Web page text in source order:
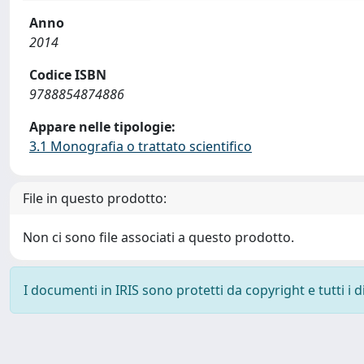
Anno
2014
Codice ISBN
9788854874886
Appare nelle tipologie:
3.1 Monografia o trattato scientifico
File in questo prodotto:
Non ci sono file associati a questo prodotto.
I documenti in IRIS sono protetti da copyright e tutti i